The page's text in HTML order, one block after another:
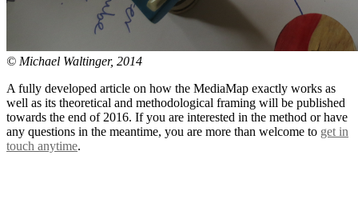
© Michael Waltinger, 2014
A fully developed article on how the MediaMap exactly works as
well as its theoretical and methodological framing will be published
towards the end of 2016. If you are interested in the method or have
any questions in the meantime, you are more than welcome to get in
touch anytime.